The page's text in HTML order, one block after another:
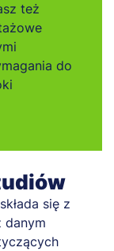
też
do
się z
danym